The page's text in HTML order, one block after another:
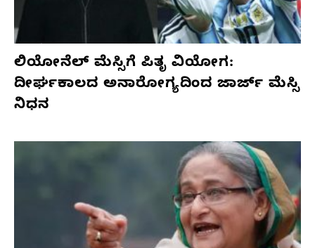
ಲಿಯೋನೆಲ್ ಮೆಸ್ಸಿಗೆ ಪಿತೃ ವಿಯೋಗ:
ದೀರ್ಘಕಾಲದ ಅನಾರೋಗ್ಯದಿಂದ ಜಾರ್ಜ್ ಮೆಸ್ಸಿ
ನಿಧನ